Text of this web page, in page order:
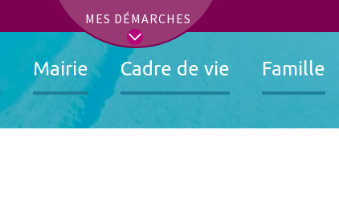
MES DÉMARCHES
Mairie Cadre de vie Famille